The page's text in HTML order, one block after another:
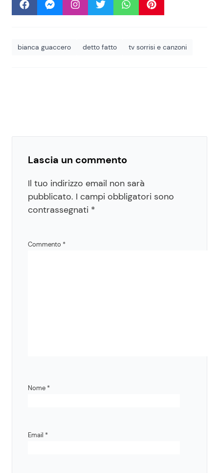
bianca guaccero detto fatto tv sorrisi e canzoni
Lascia un commento
Il tuo indirizzo email non sarà
pubblicato. I campi obbligatori sono
contrassegnati *
Commento *
Nome *
Email *